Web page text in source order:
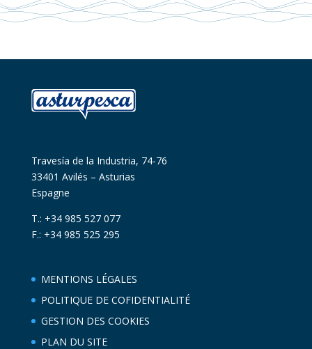
Travesía de la Industria, 74-76
33401 Avilés – Asturias
Espagne
T.: +34 985 527 077
F.: +34 985 525 295
MENTIONS LÉGALES
POLITIQUE DE COFIDENTIALITÉ
GESTION DES COOKIES
PLAN DU SITE